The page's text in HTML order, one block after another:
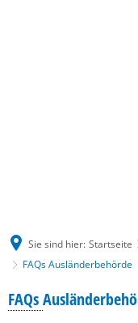
Sie sind hier: Startseite
FAQs Ausländerbehörde
FAQs
FAQs